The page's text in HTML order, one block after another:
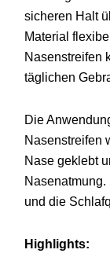
sicheren Halt
Material flexibel
Nasenstreifen
täglichen
Die
Nasenstreifen
Nase geklebt
Nasenatmung.
und die
Highlights: